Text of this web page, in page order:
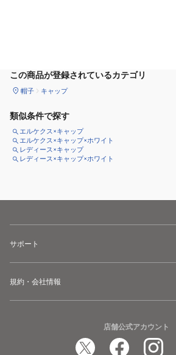
この商品が登録されているカテゴリ
帽子 キャップ
類似条件で探す
エルケクス×キャップ
エルケクス×キャップ×ホワイト
レディース×キャップ
レディース×キャップ×ホワイト
サポート
規約・会社情報
店舗公式アカウント